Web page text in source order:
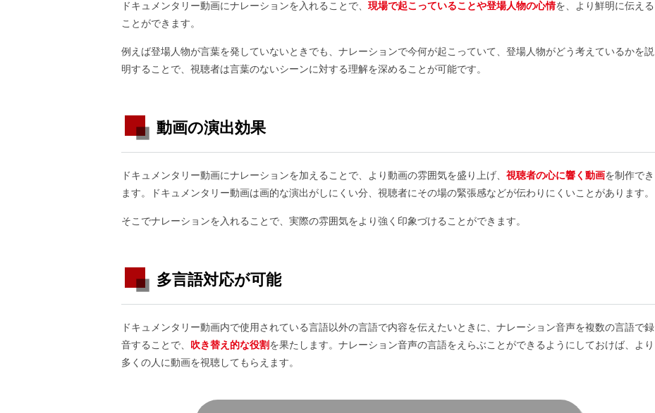
ドキュメンタリー動画にナレーションを入れることで、 現場で起こっていることや登場人物の心情を、より鮮明に伝える
ことができます。
例えば登場人物が言葉を発していないときでも、ナレーションで今何が起こっていて、登場人物がどう考えているかを説
明することで、視聴者は言葉のないシーンに対する理解を深めることが可能です。
動画の演出効果
ドキュメンタリー動画にナレーションを加えることで、より動画の雰囲気を盛り上げ、 視聴者の心に響く動画を制作でき
ます。ドキュメンタリー動画は画的な演出がしにくい分、視聴者にその場の緊張感などが伝わりにくいことがあります。
そこでナレーションを入れることで、実際の雰囲気をより強く印象づけることができます。
多言語対応が可能
ドキュメンタリー動画内で使用されている言語以外の言語で内容を伝えたいときに、ナレーション音声を複数の言語で録
音することで、
吹き替え的な役割 を果たします。ナレーション音声の言語をえらぶことができるようにしておけば、より
多くの人に動画を視聴してもらえます。